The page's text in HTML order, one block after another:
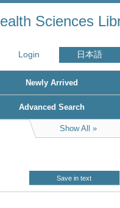
Sciences
Login 日本語
Newly Arrived
Advanced Search
Show All
Save in text